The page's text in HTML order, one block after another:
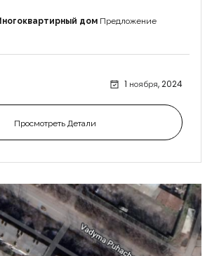
дом Предложение
1 ноября, 2024
Просмотреть Детали